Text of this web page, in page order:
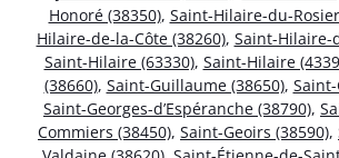
Honoré (38350), Saint-Hilaire-du-
Hilaire-de-la-Côte (38260), Saint-Hilaire-
Saint-Hilaire (63330), Saint-Hilaire
(38660), Saint-Guillaume (38650),
Saint-Georges-d’Espéranche (38790),
Commiers (38450), Saint-Geoirs (38590),